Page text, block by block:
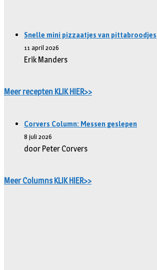
Snelle mini pizzaatjes van pittabroodjes
11 april 2026
Erik Manders
Meer recepten KLIK HIER>>
Corvers Column: Messen geslepen
8 juli 2026
door Peter Corvers
Meer Columns KLIK HIER>>